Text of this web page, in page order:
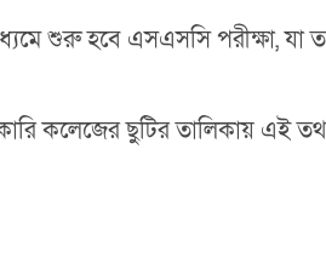
শুরু হবে এসএসসি পরীক্ষা, যা
কলেজের ছুটির তালিকায় এই